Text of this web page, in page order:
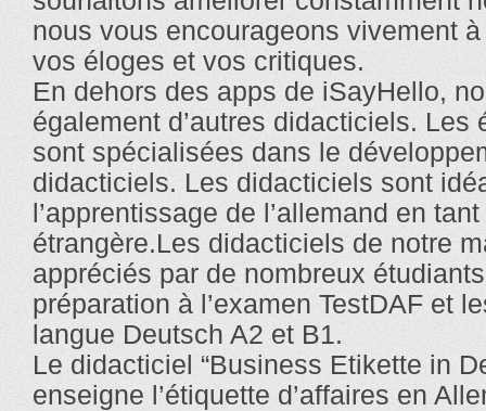
nous vous encourageons vivement
vos éloges et vos critiques.
En dehors des apps de iSayHello,
également d’autres didacticiels. Les
sont spécialisées dans le
didacticiels. Les didacticiels sont
l’apprentissage de l’allemand en
étrangère.Les didacticiels de notre
appréciés par de nombreux
préparation à l’examen TestDAF et
langue Deutsch A2 et B1.
Le didacticiel “Business Etikette in
enseigne l’étiquette d’affaires en